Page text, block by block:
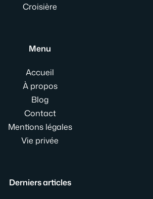
Croisière
Menu
Accueil
À propos
Blog
Contact
Mentions légales
Vie privée
Derniers articles